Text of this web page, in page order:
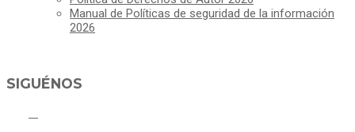
Manual de Políticas de seguridad de la información
2026
SIGUÉNOS